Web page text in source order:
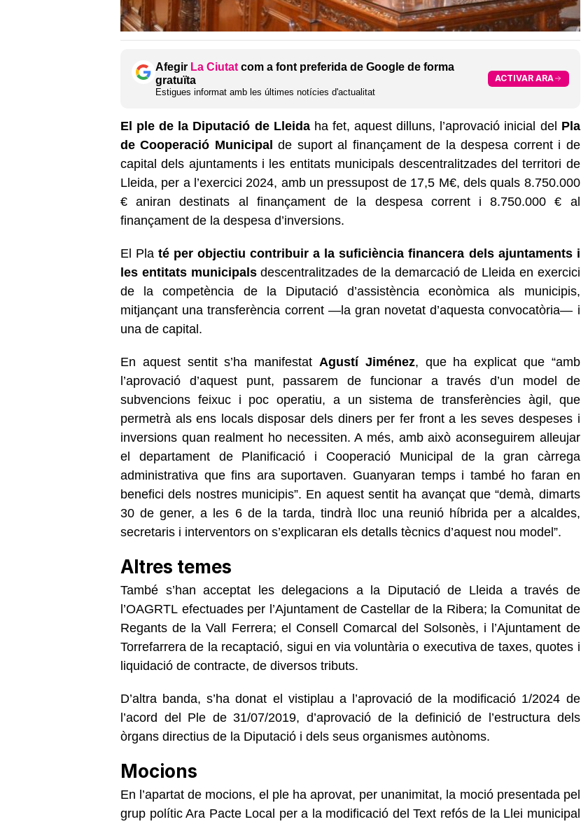
Afegir La Ciutat com a font preferida de Google de forma
gratuïta
Estigues informat amb les últimes notícies d'actualitat
ACTIVAR ARA
El ple de la Diputació de Lleidaha fet, aquest dilluns, l’aprovació inicial del Pla
de Cooperació Municipal de suport al finançament de la despesa corrent i de
capital dels ajuntaments i les entitats municipals descentralitzades del territori de
Lleida, per a l’exercici 2024, amb un pressupost de 17,5 M€, dels quals 8.750.000
€ aniran destinats al finançament de la despesa corrent i 8.750.000 € al
finançament de la despesa d’inversions.
El Platé per objectiu contribuir a la suficiència financera dels ajuntaments i
les entitats municipalsdescentralitzades de la demarcació de Lleida en exercici
de la competència de la Diputació d’assistència econòmica als municipis,
mitjançant una transferència corrent —la gran novetat d’aquesta convocatòria— i
una de capital.
En aquest sentit s’ha manifestat Agustí Jiménez, que ha explicat que “amb
l’aprovació d’aquest punt, passarem de funcionar a través d’un model de
subvencions feixuc i poc operatiu, a un sistema de transferències àgil, que
permetrà als ens locals disposar dels diners per fer front a les seves despeses i
inversions quan realment ho necessiten. A més, amb això aconseguirem alleujar
el departament de Planificació i Cooperació Municipal de la gran càrrega
administrativa que fins ara suportaven. Guanyaran temps i també ho faran en
benefici dels nostres municipis”. En aquest sentit ha avançat que “demà, dimarts
30 de gener, a les 6 de la tarda, tindrà lloc una reunió híbrida per a alcaldes,
secretaris i interventors on s’explicaran els detalls tècnics d’aquest nou model”.
Altres temes
També s’han acceptat les delegacions a la Diputació de Lleida a través de
l’OAGRTL efectuades per l’Ajuntament de Castellar de la Ribera; la Comunitat de
Regants de la Vall Ferrera; el Consell Comarcal del Solsonès, i l’Ajuntament de
Torrefarrera de la recaptació, sigui en via voluntària o executiva de taxes, quotes i
liquidació de contracte, de diversos tributs.
D’altra banda, s’ha donat el vistiplau a l’aprovació de la modificació 1/2024 de
l’acord del Ple de 31/07/2019, d’aprovació de la definició de l’estructura dels
òrgans directius de la Diputació i dels seus organismes autònoms.
Mocions
En l’apartat de mocions, el ple ha aprovat, per unanimitat, la moció presentada pel
grup polític Ara Pacte Local per a la modificació del Text refós de la Llei municipal